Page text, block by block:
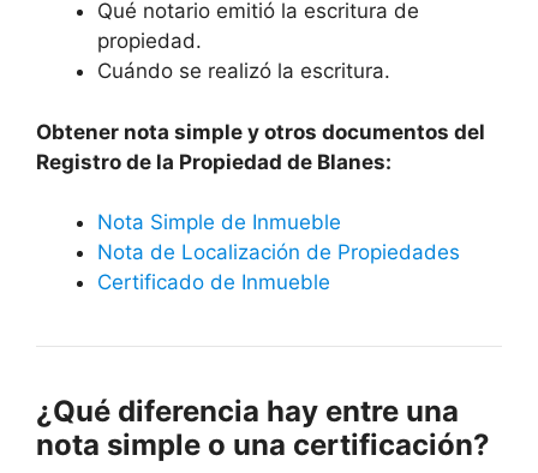
Qué notario emitió la escritura de
propiedad.
Cuándo se realizó la escritura.
Obtener nota simple y otros documentos del
Registro de la Propiedad de Blanes:
Nota Simple de Inmueble
Nota de Localización de Propiedades
Certificado de Inmueble
¿Qué diferencia hay entre una
nota simple o una certificación?